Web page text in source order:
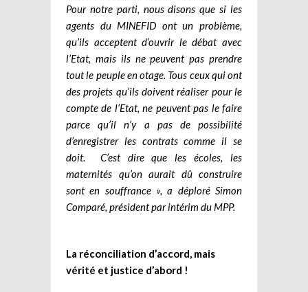
Pour notre parti, nous disons que si les
agents du MINEFID ont un problème,
qu’ils acceptent d’ouvrir le débat avec
l’Etat, mais ils ne peuvent pas prendre
tout le peuple en otage. Tous ceux qui ont
des projets qu’ils doivent réaliser pour le
compte de l’Etat, ne peuvent pas le faire
parce qu’il n’y a pas de possibilité
d’enregistrer les contrats comme il se
doit. C’est dire que les écoles, les
maternités qu’on aurait dû construire
sont en souffrance », a déploré Simon
Comparé, président par intérim du MPP.
La réconciliation d’accord, mais
vérité et justice d’abord !